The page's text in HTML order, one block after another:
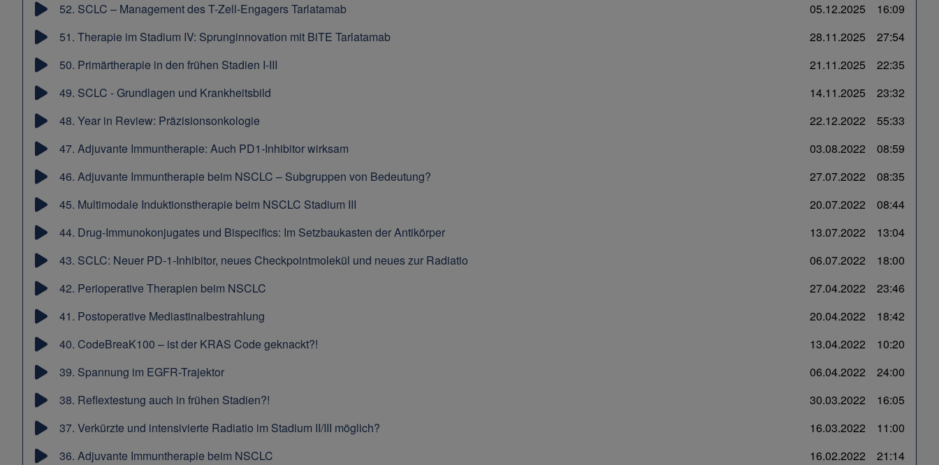
52. SCLC – Management des T-Zell-Engagers Tarlatamab 05.12.2025
16:09
51. Therapie im Stadium IV: Sprunginnovation mit BiTE Tarlatamab 28.11.2025
27:54
50. Primärtherapie in den frühen Stadien I-III 21.11.2025
22:35
49. SCLC - Grundlagen und Krankheitsbild 14.11.2025
23:32
48. Year in Review: Präzisionsonkologie 22.12.2022
55:33
47. Adjuvante Immuntherapie: Auch PD1-Inhibitor wirksam 03.08.2022
08:59
46. Adjuvante Immuntherapie beim NSCLC – Subgruppen von Bedeutung? 27.07.2022
08:35
45. Multimodale Induktionstherapie beim NSCLC Stadium III 20.07.2022
08:44
44. Drug-Immunokonjugates und Bispecifics: Im Setzbaukasten der Antikörper 13.07.2022
13:04
43. SCLC: Neuer PD-1-Inhibitor, neues Checkpointmolekül und neues zur Radiatio 06.07.2022
18:00
42. Perioperative Therapien beim NSCLC 27.04.2022
23:46
41. Postoperative Mediastinalbestrahlung 20.04.2022
18:42
40. CodeBreaK100 – ist der KRAS Code geknackt?! 13.04.2022
10:20
39. Spannung im EGFR-Trajektor 06.04.2022
24:00
38. Reflextestung auch in frühen Stadien?! 30.03.2022
16:05
37. Verkürzte und intensivierte Radiatio im Stadium II/III möglich? 16.03.2022
11:00
36. Adjuvante Immuntherapie beim NSCLC 16.02.2022
21:14